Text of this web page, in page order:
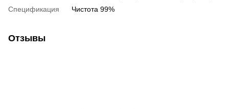
Спецификация
Чистота 99%
Отзывы